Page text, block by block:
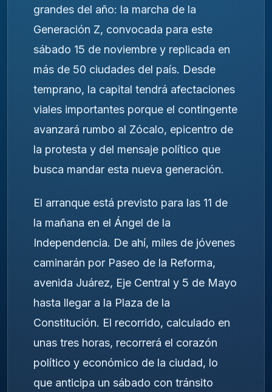
grandes del año: la marcha de la
Generación Z, convocada para este
sábado 15 de noviembre y replicada en
más de 50 ciudades del país. Desde
temprano, la capital tendrá afectaciones
viales importantes porque el contingente
avanzará rumbo al Zócalo, epicentro de
la protesta y del mensaje político que
busca mandar esta nueva generación.
El arranque está previsto para las 11 de
la mañana en el Ángel de la
Independencia. De ahí, miles de jóvenes
caminarán por Paseo de la Reforma,
avenida Juárez, Eje Central y 5 de Mayo
hasta llegar a la Plaza de la
Constitución. El recorrido, calculado en
unas tres horas, recorrerá el corazón
político y económico de la ciudad, lo
que anticipa un sábado con tránsito